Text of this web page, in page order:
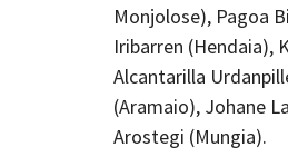
Monjolose), Pagoa
Iribarren (Hendaia),
Alcantarilla
(Aramaio), Johane
Arostegi (Mungia).